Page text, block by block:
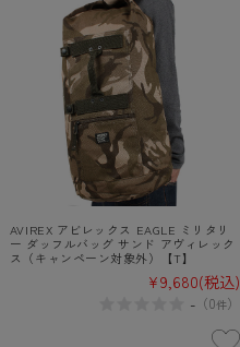
AVIREX アビレックス EAGLE ミリタリ
ー ダッフルバッグ サンド アヴィレック
ス（キャンペーン対象外）【T】
¥9,680(税込)
-（0件）